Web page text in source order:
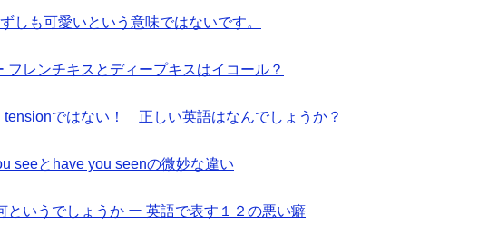
しも可愛いという意味ではないです。
フレンチキスとディープキスはイコール？
tensionではない！ 正しい英語はなんでしょうか？
seeとhave you seenの微妙な違い
というでしょうか ー 英語で表す１２の悪い癖